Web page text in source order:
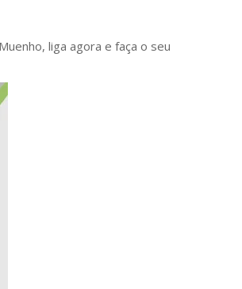
Muenho, liga agora e faça o seu